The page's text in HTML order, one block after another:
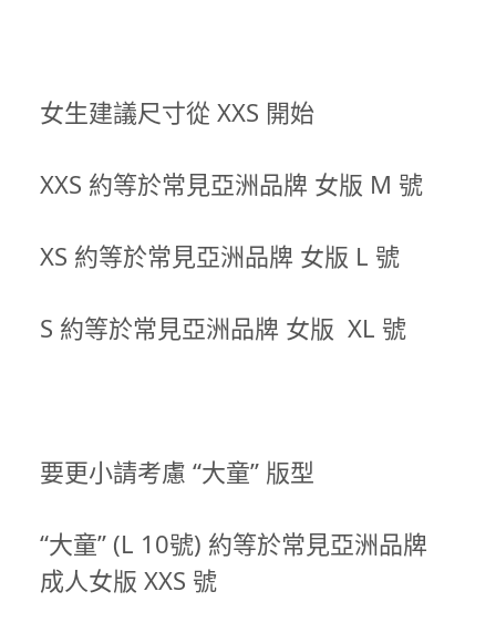
女生建議尺寸從 XXS 開始
XXS 約等於常見亞洲品牌 女版 M 號
XS 約等於常見亞洲品牌 女版 L 號
S 約等於常見亞洲品牌 女版 XL 號
要更小請考慮 “大童” 版型
“大童” (L 10號) 約等於常見亞洲品牌
成人女版 XXS 號